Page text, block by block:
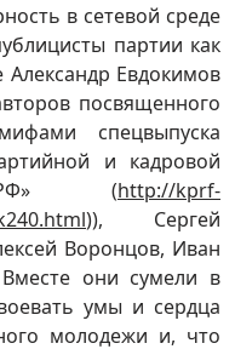
в сетевой среде
партии как
Евдокимов
посвященного
спецвыпуска
и кадровой
(http://kprf-
)), Сергей
Воронцов, Иван
они сумели в
умы и сердца
молодежи и, что